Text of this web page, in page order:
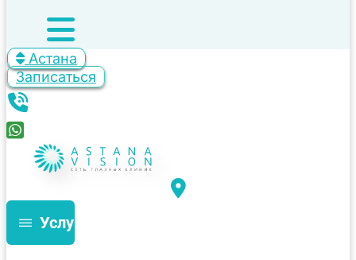
Астана
Записаться
Услуги